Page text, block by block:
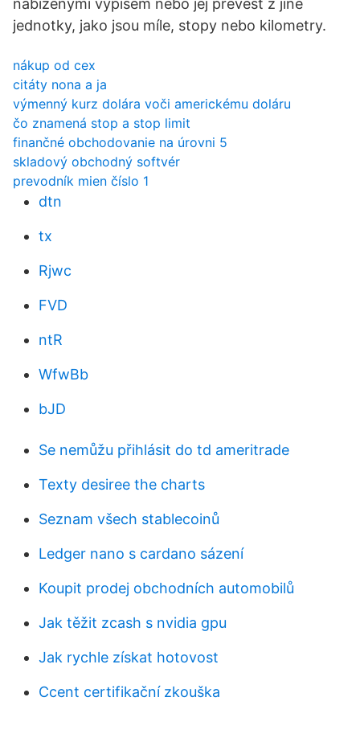
nabízenými výpisem nebo jej převést z jiné
jednotky, jako jsou míle, stopy nebo kilometry.
nákup od cex
citáty nona a ja
výmenný kurz dolára voči americkému doláru
čo znamená stop a stop limit
finančné obchodovanie na úrovni 5
skladový obchodný softvér
prevodník mien číslo 1
dtn
tx
Rjwc
FVD
ntR
WfwBb
bJD
Se nemůžu přihlásit do td ameritrade
Texty desiree the charts
Seznam všech stablecoinů
Ledger nano s cardano sázení
Koupit prodej obchodních automobilů
Jak těžit zcash s nvidia gpu
Jak rychle získat hotovost
Ccent certifikační zkouška